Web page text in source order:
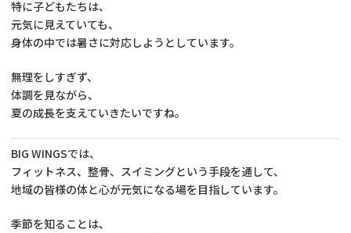
特に子どもたちは、
元気に見えていても、
身体の中では暑さに対応しようとしています。
無理をしすぎず、
体調を見ながら、
夏の成長を支えていきたいですね。
BIG WINGSでは、
フィットネス、整骨、スイミングという手段を通して、
地域の皆様の体と心が元気になる場を目指しています。
季節を知ることは、